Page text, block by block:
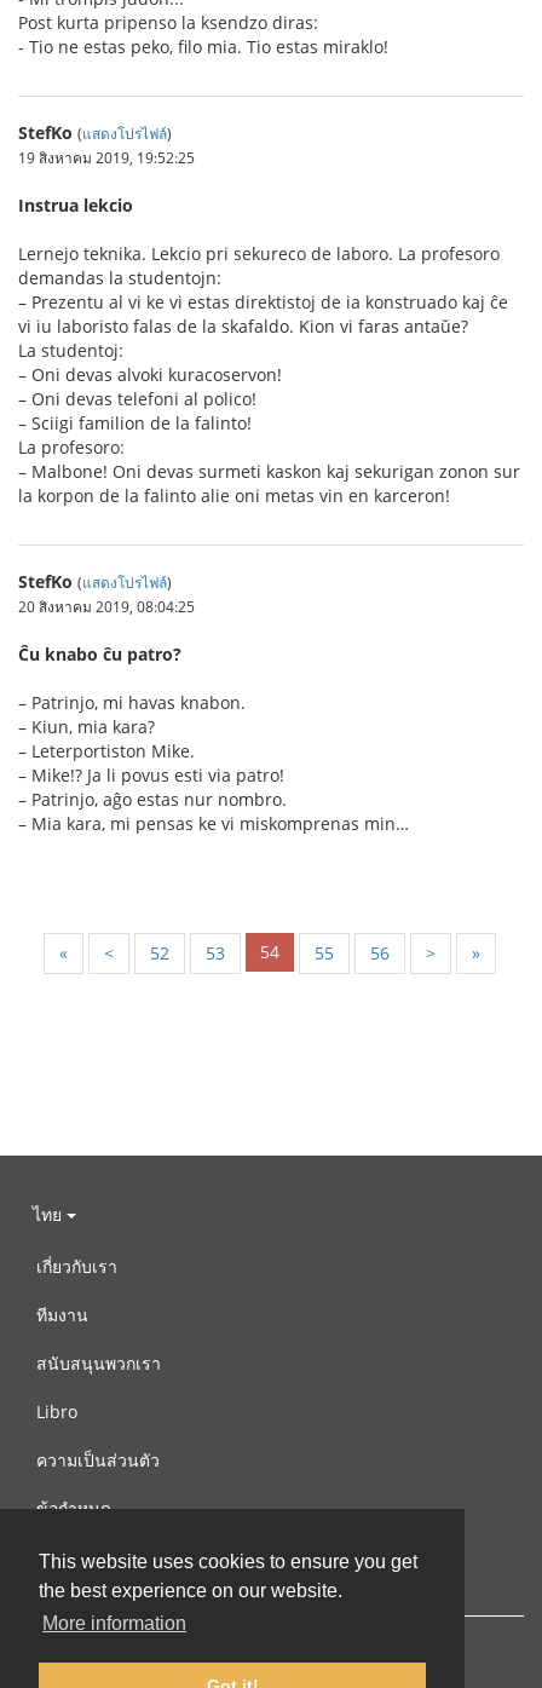
This website uses cookies to ensure you get
the best experience on our website.
More information
Post kurta pripenso la ksendzo diras:
- Tio ne estas peko, filo mia. Tio estas miraklo!
StefKo (แสดงโปรไฟล์)
19 สิงหาคม 2019, 19:52:25
Instrua lekcio
Lernejo teknika. Lekcio pri sekureco de laboro. La profesoro
demandas la studentojn:
– Prezentu al vi ke vi estas direktistoj de ia konstruado kaj ĉe
vi iu laboristo falas de la skafaldo. Kion vi faras antaŭe?
La studentoj:
– Oni devas alvoki kuracoservon!
– Oni devas telefoni al polico!
– Sciigi familion de la falinto!
La profesoro:
– Malbone! Oni devas surmeti kaskon kaj sekurigan zonon sur
la korpon de la falinto alie oni metas vin en karceron!
StefKo (แสดงโปรไฟล์)
20 สิงหาคม 2019, 08:04:25
Ĉu knabo ĉu patro?
– Patrinjo, mi havas knabon.
– Kiun, mia kara?
– Leterportiston Mike.
– Mike!? Ja li povus esti via patro!
– Patrinjo, aĝo estas nur nombro.
– Mia kara, mi pensas ke vi miskomprenas min…
« < 52 53 54 55 56 > »
ไทย
เกี่ยวกับเรา
ทีมงาน
สนับสนุนพวกเรา
Libro
ความเป็นส่วนตัว
ข้อกำหนด
ติดต่อเรา